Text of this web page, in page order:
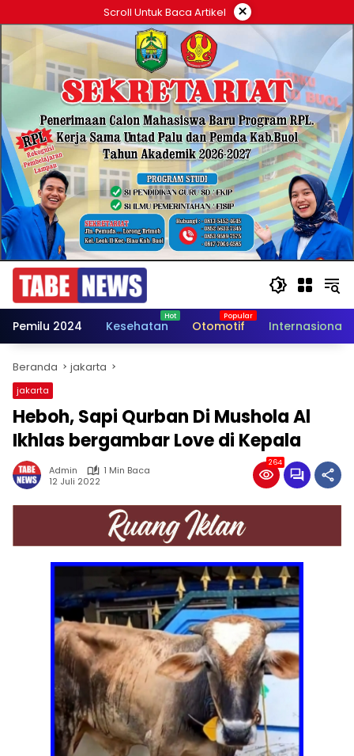
ke
konten
Scroll Untuk Baca Artikel ×
Pemilu 2024 Kesehatan Otomotif Internasional
Beranda jakarta
jakarta
Heboh, Sapi Qurban Di Mushola Al
Ikhlas bergambar Love di Kepala
Admin
1 Min Baca
12 Juli 2022
264